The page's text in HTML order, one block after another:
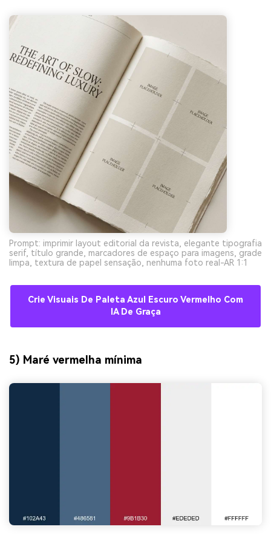
Prompt: imprimir layout editorial da revista, elegante tipografia
serif, título grande, marcadores de espaço para imagens, grade
limpa, textura de papel sensação, nenhuma foto real-AR 1:1
Crie Visuais De Paleta Azul Escuro Vermelho Com
IA De Graça
5) Maré vermelha mínima